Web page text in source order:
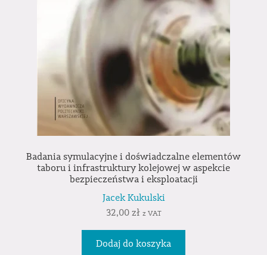
Badania symulacyjne i doświadczalne elementów
taboru i infrastruktury kolejowej w aspekcie
bezpieczeństwa i eksploatacji
Jacek Kukulski
32,00 zł z VAT
Dodaj do koszyka